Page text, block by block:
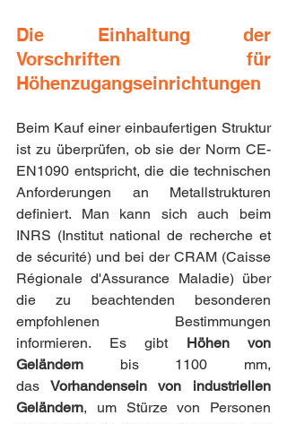
Die Einhaltung der
Vorschriften für
Höhenzugangseinrichtungen
Beim Kauf einer einbaufertigen Struktur
ist zu überprüfen, ob sie der Norm CE-
EN1090 entspricht, die die technischen
Anforderungen an Metallstrukturen
definiert. Man kann sich auch beim
INRS (Institut national de recherche et
de sécurité) und bei der CRAM (Caisse
Régionale d'Assurance Maladie) über
die zu beachtenden besonderen
empfohlenen Bestimmungen
informieren. Es gibt Höhen von
Geländern bis 1100 mm,
das Vorhandensein von industriellen
Geländern, um Stürze von Personen